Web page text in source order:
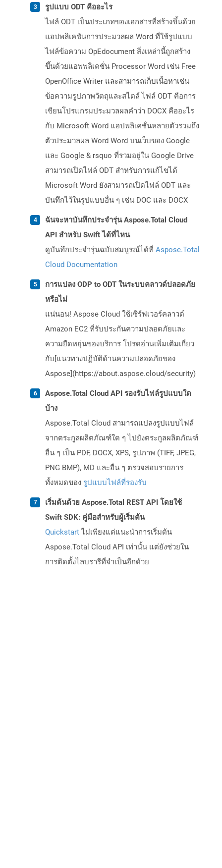
รูปแบบ ODT คืออะไร
ไฟล์ ODT เป็นประเภทของเอกสารที่สร้างขึ้นด้วย
แอปพลิเคชันการประมวลผล Word ที่ใช้รูปแบบ
ไฟล์ข้อความ OpEdocument สิ่งเหล่านี้ถูกสร้าง
ขึ้นด้วยแอพพลิเคชั่น Processor Word เช่น Free
OpenOffice Writer และสามารถเก็บเนื้อหาเช่น
ข้อความรูปภาพวัตถุและสไตล์ ไฟล์ ODT คือการ
เขียนโปรแกรมประมวลผลคำว่า DOCX คืออะไร
กับ Microsoft Word แอปพลิเคชั่นหลายตัวรวมถึง
ตัวประมวลผล Word Word บนเว็บของ Google
และ Google & rsquo ที่รวมอยู่ใน Google Drive
สามารถเปิดไฟล์ ODT สำหรับการแก้ไขได้
Microsoft Word ยังสามารถเปิดไฟล์ ODT และ
บันทึกไว้ในรูปแบบอื่น ๆ เช่น DOC และ DOCX
ฉันจะหาบันทึกประจำรุ่น Aspose.Total Cloud
API สำหรับ Swift ได้ที่ไหน
ดูบันทึกประจำรุ่นฉบับสมบูรณ์ได้ที่ Aspose.Total
Cloud Documentation
การแปลง ODP to ODT ในระบบคลาวด์ปลอดภัย
หรือไม่
แน่นอน! Aspose Cloud ใช้เซิร์ฟเวอร์คลาวด์
Amazon EC2 ที่รับประกันความปลอดภัยและ
ความยืดหยุ่นของบริการ โปรดอ่านเพิ่มเติมเกี่ยว
กับ[แนวทางปฏิบัติด้านความปลอดภัยของ
Aspose](https://about.aspose.cloud/security)
Aspose.Total Cloud API รองรับไฟล์รูปแบบใด
บ้าง
Aspose.Total Cloud สามารถแปลงรูปแบบไฟล์
จากตระกูลผลิตภัณฑ์ใด ๆ ไปยังตระกูลผลิตภัณฑ์
อื่น ๆ เป็น PDF, DOCX, XPS, รูปภาพ (TIFF, JPEG,
PNG BMP), MD และอื่น ๆ ตรวจสอบรายการ
ทั้งหมดของ รูปแบบไฟล์ที่รองรับ
เริ่มต้นด้วย Aspose.Total REST API โดยใช้
Swift SDK: คู่มือสำหรับผู้เริ่มต้น
Quickstartไม่เพียงแต่แนะนำการเริ่มต้น
Aspose.Total Cloud API เท่านั้น แต่ยังช่วยใน
การติดตั้งไลบรารีที่จำเป็นอีกด้วย